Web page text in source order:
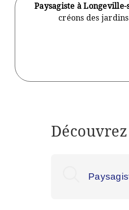
Paysagiste à
créons des